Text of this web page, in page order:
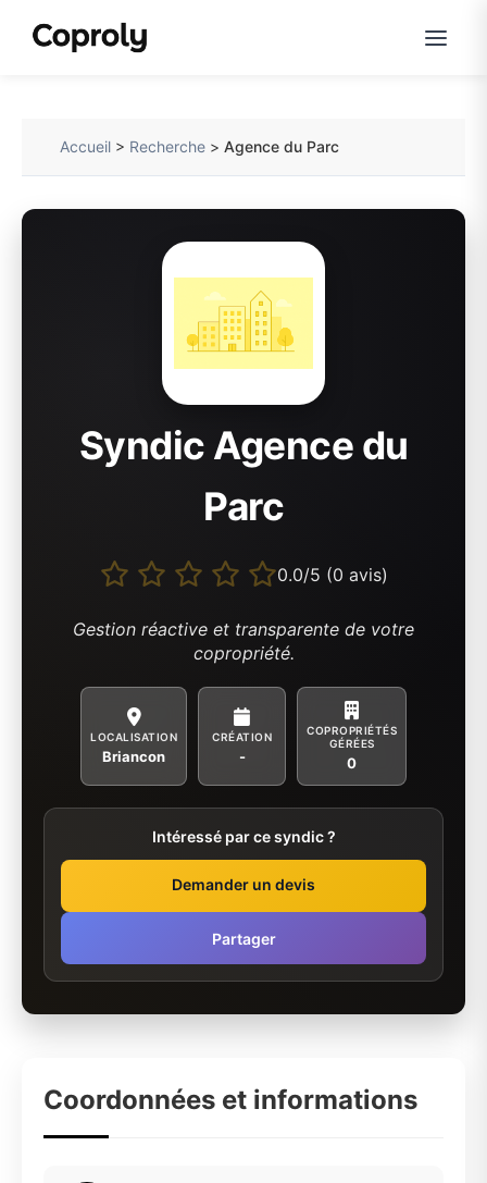
Accueil > Recherche >Agence du Parc
Syndic Agence du
Parc
0.0/5 (0 avis)
Gestion réactive et transparente de votre
copropriété.
LOCALISATION
Briancon
CRÉATION
-
COPROPRIÉTÉS
GÉRÉES
0
Intéressé par ce syndic ?
Demander un devis
Partager
Coordonnées et informations